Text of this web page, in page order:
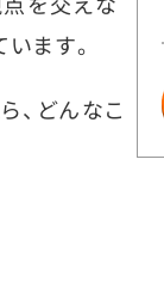
ます。
、どんなこ